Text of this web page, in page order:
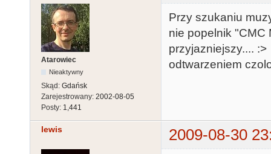
Atarowiec
Nieaktywny
Skąd: Gdańsk
Zarejestrowany: 2002-08-05
Posty: 1,441
Przy szukaniu
nie popelnik "CMC
przyjazniejszy....
odtwarzeniem
lewis 2009-08-30